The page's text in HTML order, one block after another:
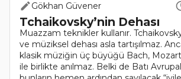
Gökhan Güvener
Tchaikovsky’nin Dehası
Muazzam teknikler kullanır.
ve müziksel dehası asla tartışılmaz.
klasik müziğin üç büyüğü Bach,
ile birlikte anılmaz. Belki de Batı